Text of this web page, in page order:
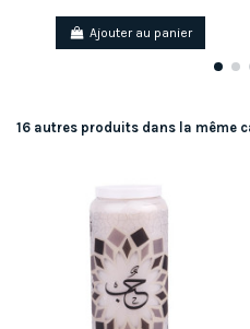
Ajouter au panier
16 autres produits dans la même